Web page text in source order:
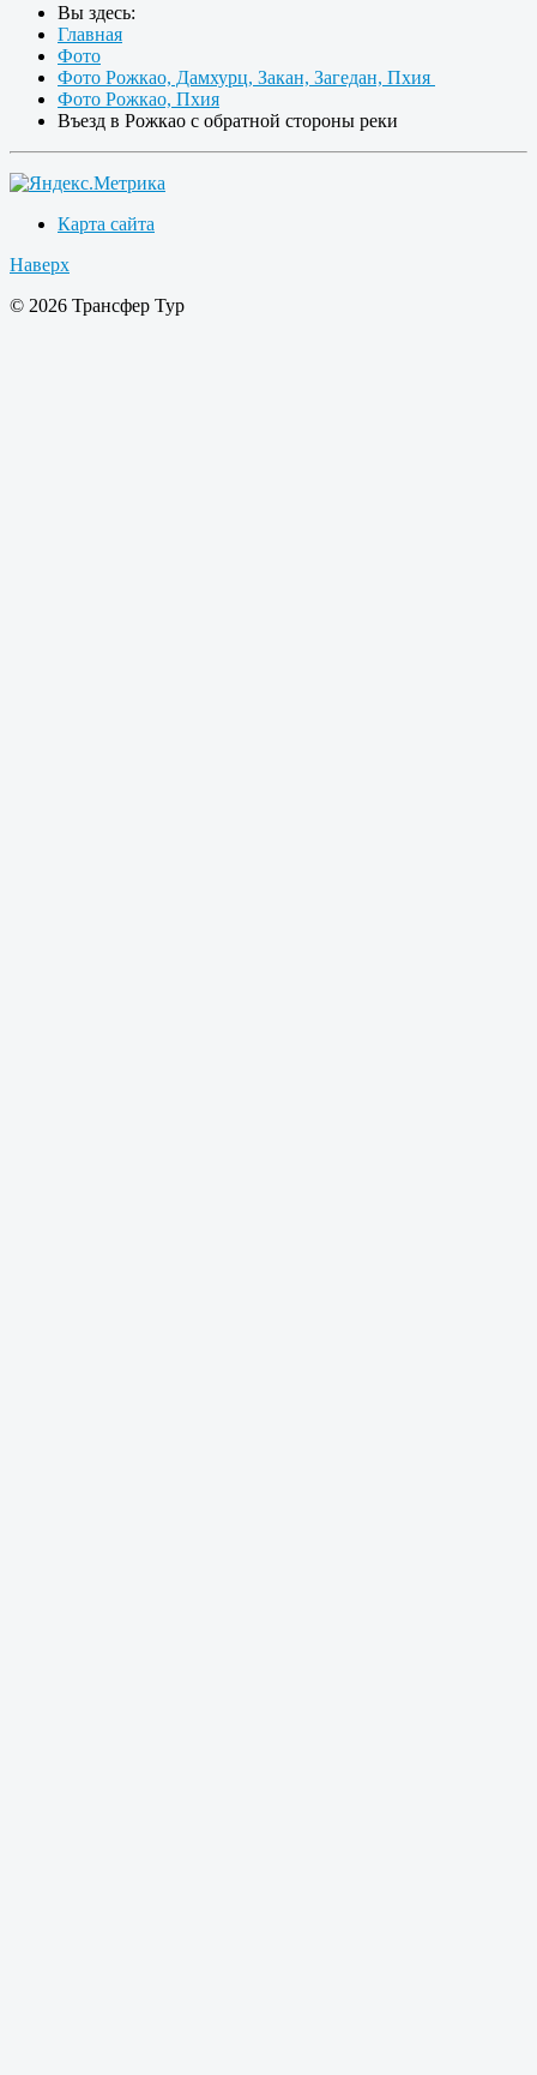
Вы здесь:
Главная
Фото
Фото Рожкао, Дамхурц, Закан, Загедан, Пхия
Фото Рожкао, Пхия
Въезд в Рожкао с обратной стороны реки
Карта сайта
Наверх
© 2026 Трансфер Тур